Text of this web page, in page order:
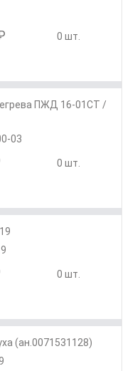
0 шт.
ПЖД 16-01СТ /
03
0 шт.
0 шт.
(ан.0071531128)